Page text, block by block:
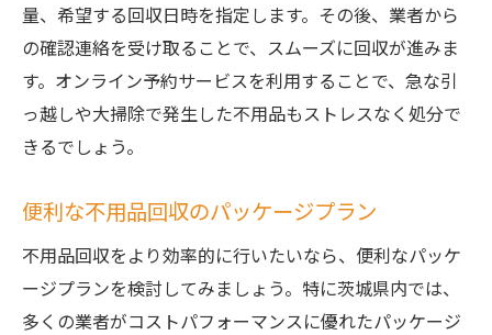
量、希望する回収日時を指定します。その後、業者から
の確認連絡を受け取ることで、スムーズに回収が進みま
す。オンライン予約サービスを利用することで、急な引
っ越しや大掃除で発生した不用品もストレスなく処分で
きるでしょう。
便利な不用品回収のパッケージプラン
不用品回収をより効率的に行いたいなら、便利なパッケ
ージプランを検討してみましょう。特に茨城県内では、
多くの業者がコストパフォーマンスに優れたパッケージ